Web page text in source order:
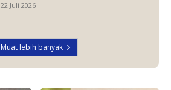
22 Juli 2026
Muat lebih banyak